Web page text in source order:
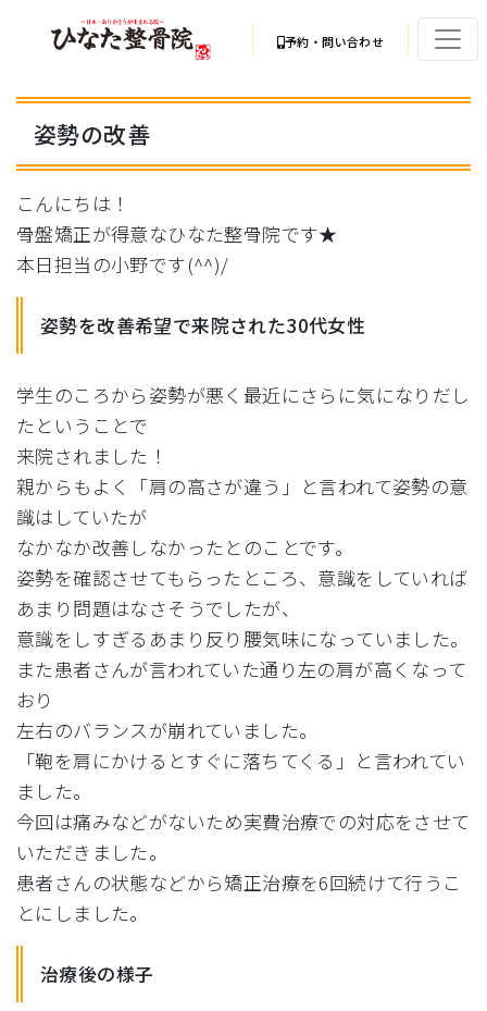
予約・問い合わせ
姿勢の改善
こんにちは！
骨盤矯正が得意なひなた整骨院です★
本日担当の小野です(^^)/
姿勢を改善希望で来院された30代女性
学生のころから姿勢が悪く最近にさらに気になりだし
たということで
来院されました！
親からもよく「肩の高さが違う」 と言われて姿勢の意
識はしていたが
なかなか改善しなかったとのことです。
姿勢を確認させてもらったところ、 意識をしていれば
あまり問題はなさそうでしたが、
意識をしすぎるあまり反り腰気味になっていました。
また患者さんが言われていた通り左の肩が高くなって
おり
左右のバランスが崩れていました。
「鞄を肩にかけるとすぐに落ちてくる」と言われてい
ました。
今回は痛みなどがないため実費治療での対応をさせて
いただきました。
患者さんの状態などから矯正治療を6回続けて行うこ
とにしました。
治療後の様子